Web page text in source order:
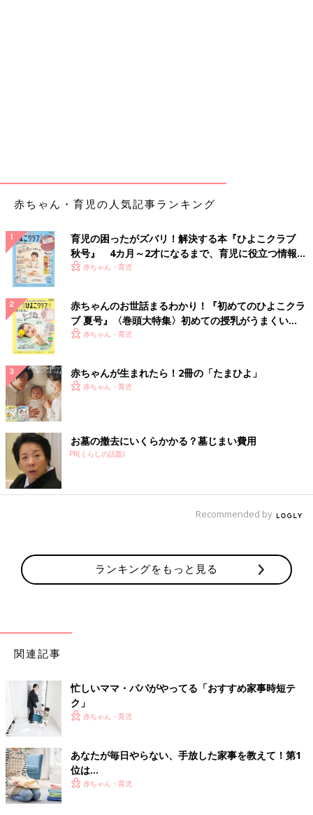
赤ちゃん・育児の人気記事ランキング
育児の困ったがズバリ！解決する本『ひよこクラブ
秋号』 4カ月～2才になるまで、育児に役立つ情報が
いっぱい！
赤ちゃん・育児
赤ちゃんのお世話まるわかり！『初めてのひよこクラ
ブ 夏号』〈巻頭大特集〉初めての授乳がうまくい
く！ おっぱい・ミルクの基本と夏のトラブル 解決テ
赤ちゃん・育児
赤ちゃんが生まれたら！2冊の「たまひよ」
赤ちゃん・育児
お墓の撤去にいくらかかる？墓じまい費用
PR(くらしの話題)
Recommended by
ランキングをもっと見る
関連記事
忙しいママ・パパがやってる「おすすめ家事時短テ
ク」
赤ちゃん・育児
あなたが毎日やらない、手放した家事を教えて！第1
位は…
赤ちゃん・育児